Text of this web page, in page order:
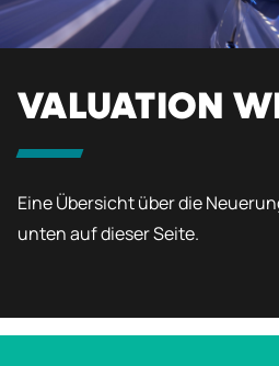
VALUATION
Eine Übersicht über die
unten auf dieser Seite.